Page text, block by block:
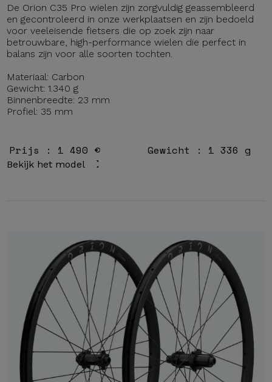
De Orion C35 Pro wielen zijn zorgvuldig geassembleerd
en gecontroleerd in onze werkplaatsen en zijn bedoeld
voor veeleisende fietsers die op zoek zijn naar
betrouwbare, high-performance wielen die perfect in
balans zijn voor alle soorten tochten.
Materiaal: Carbon
Gewicht: 1.340 g
Binnenbreedte: 23 mm
Profiel: 35 mm
Prijs : 1 490 € Gewicht : 1 336 g
Bekijk het model